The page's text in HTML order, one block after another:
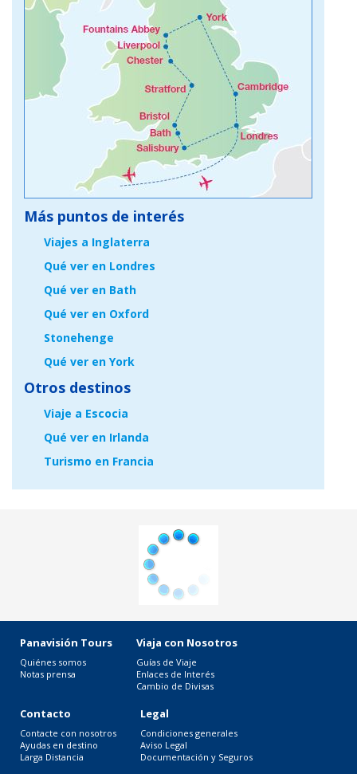
Más puntos de interés
Viajes a Inglaterra
Qué ver en Londres
Qué ver en Bath
Qué ver en Oxford
Stonehenge
Qué ver en York
Otros destinos
Viaje a Escocia
Qué ver en Irlanda
Turismo en Francia
Panavisión Tours
Quiénes somos
Notas prensa
Viaja con Nosotros
Guías de Viaje
Enlaces de Interés
Cambio de Divisas
Contacto
Contacte con nosotros
Ayudas en destino
Larga Distancia
Legal
Condiciones generales
Aviso Legal
Documentación y Seguros